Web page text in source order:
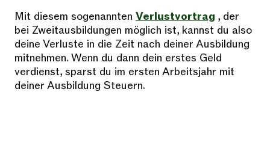
Mit diesem sogenannten Verlustvortrag , der
bei Zweitausbildungen möglich ist, kannst du also
deine Verluste in die Zeit nach deiner Ausbildung
mitnehmen. Wenn du dann dein erstes Geld
verdienst, sparst du im ersten Arbeitsjahr mit
deiner Ausbildung Steuern.